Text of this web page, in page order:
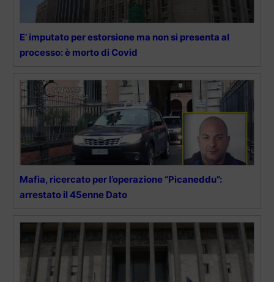
E’ imputato per estorsione ma non si presenta al
processo: è morto di Covid
Mafia, ricercato per l’operazione “Picaneddu”:
arrestato il 45enne Dato